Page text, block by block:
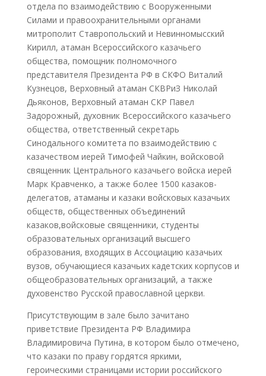
отдела по взаимодействию с Вооруженными
Силами и правоохранительными органами
митрополит Ставропольский и Невинномысский
Кирилл, атаман Всероссийского казачьего
общества, помощник полномочного
представителя Президента РФ в СКФО Виталий
Кузнецов, Верховный атаман СКВРиЗ Николай
Дьяконов, Верховный атаман СКР Павел
Задорожный, духовник Всероссийского казачьего
общества, ответственный секретарь
Синодального комитета по взаимодействию с
казачеством иерей Тимофей Чайкин, войсковой
священник Центрального казачьего войска иерей
Марк Кравченко, а также более 1500 казаков-
делегатов, атаманы и казаки войсковых казачьих
обществ, общественных объединений
казаков,войсковые священники, студенты
образовательных организаций высшего
образования, входящих в Ассоциацию казачьих
вузов, обучающиеся казачьих кадетских корпусов и
общеобразовательных организаций, а также
духовенство Русской православной церкви.
Присутствующим в зале было зачитано
приветствие Президента РФ Владимира
Владимировича Путина, в котором было отмечено,
что казаки по праву гордятся яркими,
героическими страницами истории российского